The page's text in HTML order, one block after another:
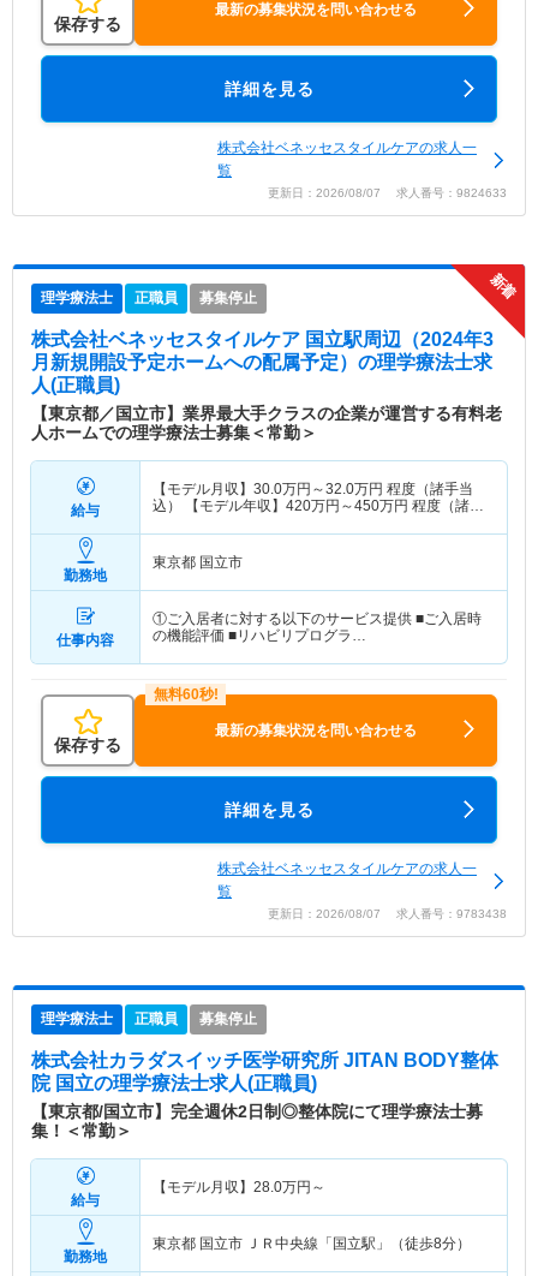
保存する
最新の募集状況を問い合わせる
詳細を見る
株式会社ベネッセスタイルケアの求人一
覧
更新日：2026/08/07 求人番号：9824633
理学療法士 正職員 募集停止
株式会社ベネッセスタイルケア 国立駅周辺（2024年3
月新規開設予定ホームへの配属予定） の理学療法士求
人(正職員)
【東京都／国立市】業界最大手クラスの企業が運営する有料老
人ホームでの理学療法士募集＜常勤＞
給与
【モデル月収】 30.0万円～32.0万円 程度（諸手当
込） 【モデル年収】 420万円～450万円 程度（諸手
勤務地
東京都 国立市
仕事内容
①ご入居者に対する以下のサービス提供 ■ご入居時
の機能評価 ■リハビリプログラ…
保存する
最新の募集状況を問い合わせる
詳細を見る
株式会社ベネッセスタイルケアの求人一
覧
更新日：2026/08/07 求人番号：9783438
理学療法士 正職員 募集停止
株式会社カラダスイッチ医学研究所 JITAN BODY整体
院 国立の理学療法士求人(正職員)
【東京都/国立市】完全週休2日制◎整体院にて理学療法士募
集！＜常勤＞
給与
【モデル月収】 28.0万円～
勤務地
東京都 国立市 ＪＲ中央線「国立駅」（徒歩8分）